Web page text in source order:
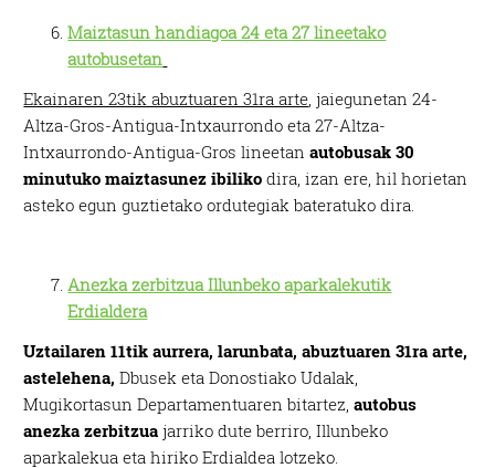
Maiztasun handiagoa 24 eta 27 lineetako
autobusetan
Ekainaren 23tik abuztuaren 31ra arte, jaiegunetan 24-
Altza-Gros-Antigua-Intxaurrondo eta 27-Altza-
Intxaurrondo-Antigua-Gros lineetanautobusak 30
minutuko maiztasunez ibiliko dira, izan ere, hil horietan
asteko egun guztietako ordutegiak bateratuko dira.
Anezka zerbitzua Illunbeko aparkalekutik
Erdialdera
Uztailaren 11tik aurrera, larunbata, abuztuaren 31ra arte,
astelehena, Dbusek eta Donostiako Udalak,
Mugikortasun Departamentuaren bitartez,autobus
anezka zerbitzua jarriko dute berriro, Illunbeko
aparkalekua eta hiriko Erdialdea lotzeko.